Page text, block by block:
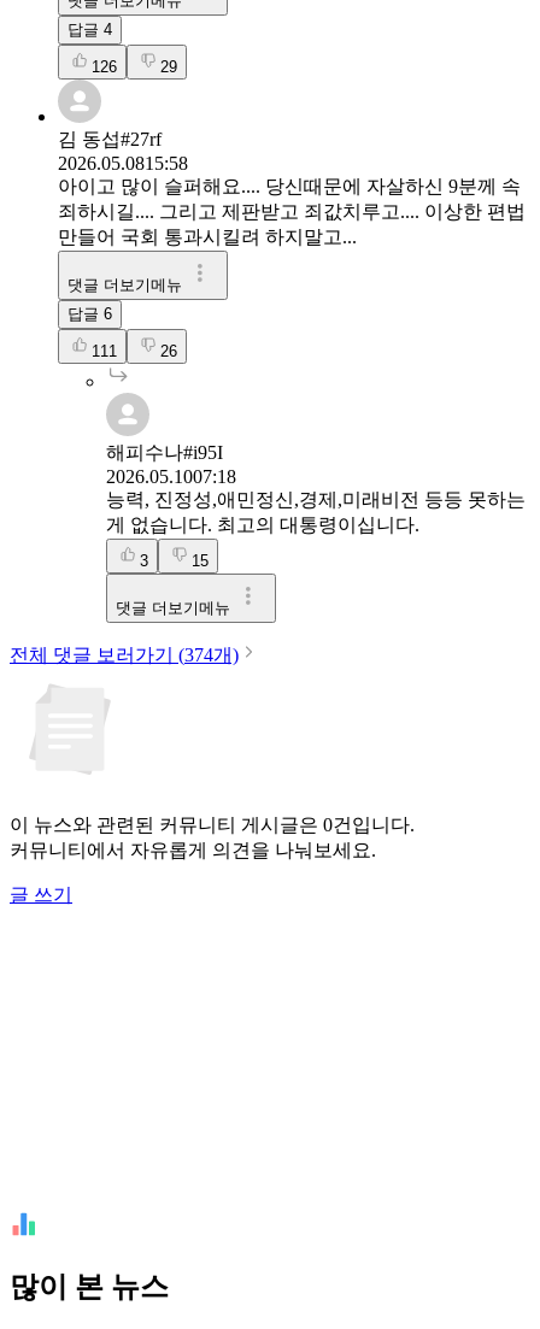
답글 4
126 29
김 동섭#27rf
2026.05.0815:58
아이고 많이 슬퍼해요.... 당신때문에 자살하신 9분께 속
죄하시길.... 그리고 제판받고 죄값치루고.... 이상한 편법
만들어 국회 통과시킬려 하지말고...
댓글 더보기메뉴
답글 6
111 26
해피수나#i95I
2026.05.1007:18
능력, 진정성,애민정신,경제,미래비전 등등 못하는
게 없습니다. 최고의 대통령이십니다.
3 15
댓글 더보기메뉴
전체 댓글 보러가기 (374개)
이 뉴스와 관련된 커뮤니티 게시글은 0건입니다.
커뮤니티에서 자유롭게 의견을 나눠보세요.
글 쓰기
많이 본 뉴스